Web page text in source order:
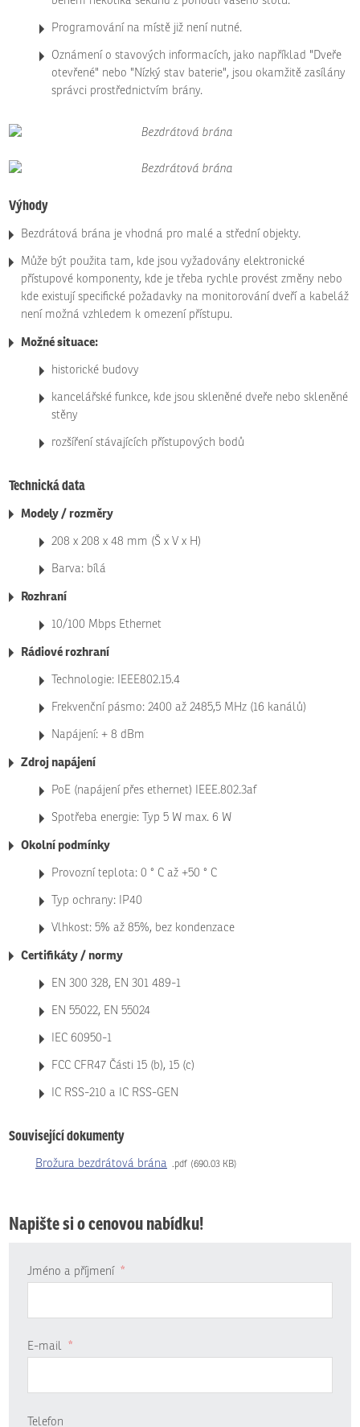
Programování na místě již není nutné.
Oznámení o stavových informacích, jako například "Dveře
otevřené" nebo "Nízký stav baterie", jsou okamžitě zasílány
správci prostřednictvím brány.
Výhody
Bezdrátová brána je vhodná pro malé a střední objekty.
Může být použita tam, kde jsou vyžadovány elektronické
přístupové komponenty, kde je třeba rychle provést změny nebo
kde existují specifické požadavky na monitorování dveří a kabeláž
není možná vzhledem k omezení přístupu.
Možné situace:
historické budovy
kancelářské funkce, kde jsou skleněné dveře nebo skleněné
stěny
rozšíření stávajících přístupových bodů
Technická data
Modely / rozměry
208 x 208 x 48 mm (Š x V x H)
Barva: bílá
Rozhraní
10/100 Mbps Ethernet
Rádiové rozhraní
Technologie: IEEE802.15.4
Frekvenční pásmo: 2400 až 2485,5 MHz (16 kanálů)
Napájení: + 8 dBm
Zdroj napájení
PoE (napájení přes ethernet) IEEE.802.3af
Spotřeba energie: Typ 5 W max. 6 W
Okolní podmínky
Provozní teplota: 0 ° C až +50 ° C
Typ ochrany: IP40
Vlhkost: 5% až 85%, bez kondenzace
Certifikáty / normy
EN 300 328, EN 301 489-1
EN 55022, EN 55024
IEC 60950-1
FCC CFR47 Části 15 (b), 15 (c)
IC RSS-210 a IC RSS-GEN
Související dokumenty
Brožura bezdrátová brána pdf 690.03 KB
Napište si o cenovou nabídku!
Jméno a příjmení *
E-mail *
Telefon